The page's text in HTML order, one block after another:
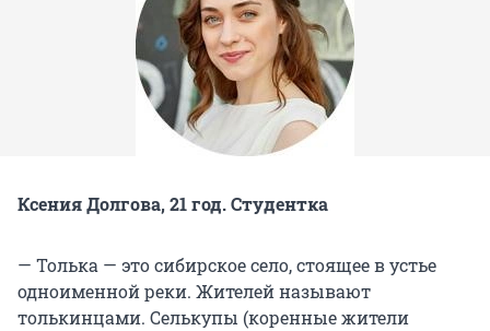
Ксения Долгова, 21 год. Студентка
— Толька — это сибирское село, стоящее в устье
одноименной реки. Жителей называют
толькинцами. Селькупы (коренные жители